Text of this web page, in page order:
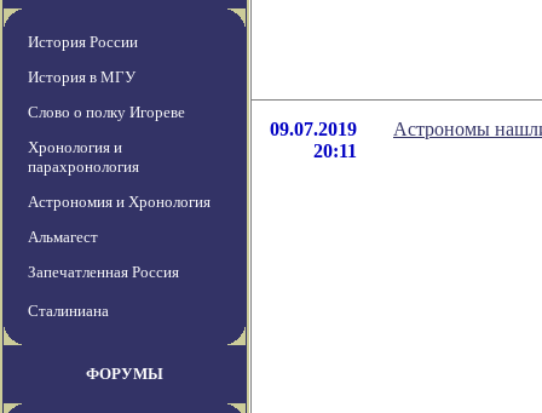
История России
История в МГУ
Слово о полку Игореве
Хронология и
парахронология
Астрономия и Хронология
Альмагест
Запечатленная Россия
Сталиниана
ФОРУМЫ
09.07.2019
20:11
Астрономы